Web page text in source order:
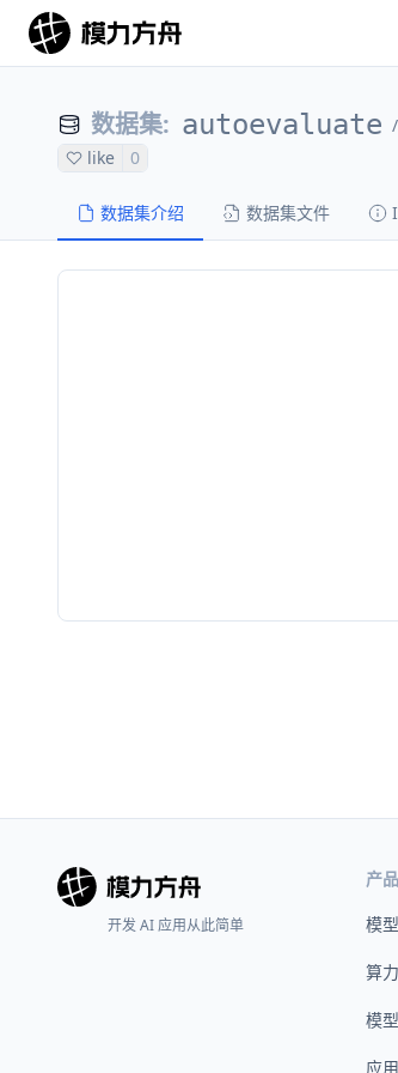
数据集: autoevaluate /
like 0
数据集介绍 数据集文件
开发 AI 应用从此简单
产品
模
算
模
应